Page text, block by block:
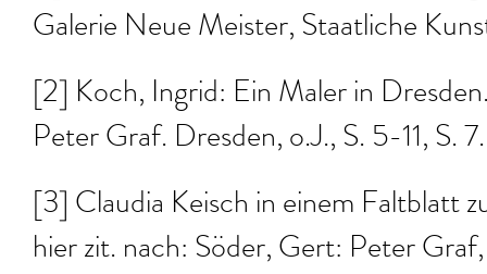
Galerie Neue Meister, Staatliche
[2] Koch, Ingrid: Ein Maler in
Peter Graf. Dresden, o.J., S. 5-11, S. 7.
[3] Claudia Keisch in einem Faltblatt
hier zit. nach: Söder, Gert: Peter